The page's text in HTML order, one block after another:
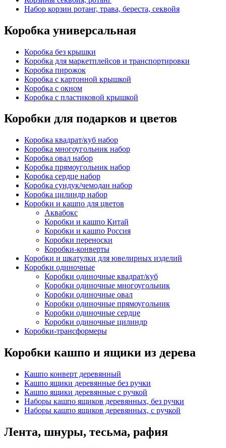
Набор корзин ротанг, трава, береста, секвойя
Коробка универсальная
Коробка без крышки
Коробка для маркетплейсов и транспортировки
Коробка пирожок
Коробка с картонной крышкой
Коробка с окном
Коробка с пластиковой крышкой
Коробки для подарков и цветов
Коробка квадрат/куб набор
Коробка многоугольник набор
Коробка овал набор
Коробка прямоугольник набор
Коробка сердце набор
Коробка сундук/чемодан набор
Коробка цилиндр набор
Коробки и кашпо для цветов
Аквабокс
Коробки и кашпо Китай
Коробки и кашпо Россия
Коробки переноски
Коробки-конверты
Коробки и шкатулки для ювелирных изделий
Коробки одиночные
Коробки одиночные квадрат/куб
Коробки одиночные многоугольник
Коробки одиночные овал
Коробки одиночные прямоугольник
Коробки одиночные сердце
Коробки одиночные цилиндр
Коробки-трансформеры
Коробки кашпо и ящики из дерева
Кашпо конверт деревянный
Кашпо ящики деревянные без ручки
Кашпо ящики деревянные с ручкой
Наборы кашпо ящиков деревянных, без ручки
Наборы кашпо ящиков деревянных, с ручкой
Лента, шнуры, тесьма, рафия